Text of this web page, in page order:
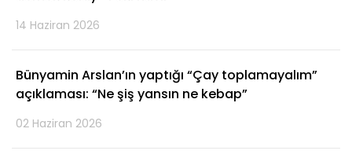
14 Haziran 2026
Bünyamin Arslan’ın yaptığı “Çay toplamayalım”
açıklaması: “Ne şiş yansın ne kebap”
02 Haziran 2026